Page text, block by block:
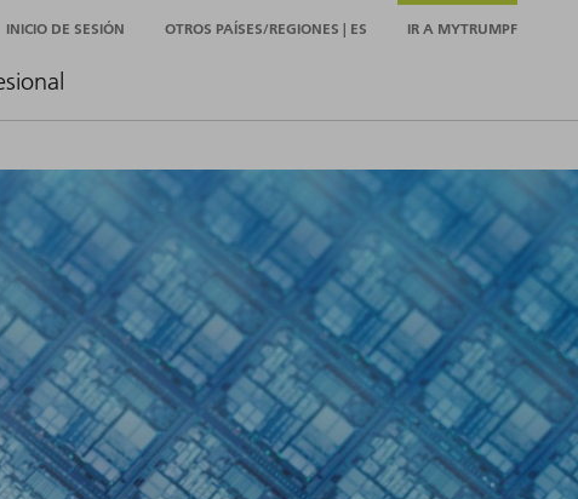
INICIO DE SESIÓN OTROS PAÍSES/REGIONES | ES IR A MYTRUMPF